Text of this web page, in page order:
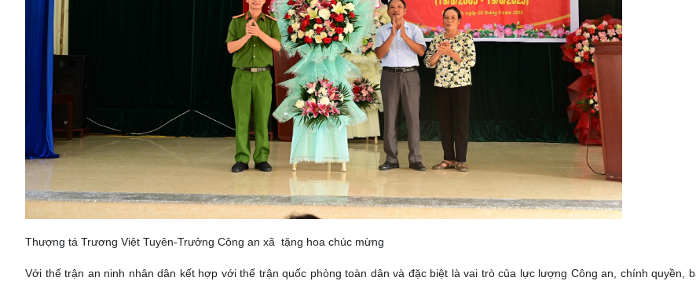
Thượng tá Trương Việt Tuyên-Trưởng Công an xã tặng hoa chúc mừng
Với thế trận an ninh nhân dân kết hợp với thế trận quốc phòng toàn dân và đặc biệt là vai trò của lực lượng Công an, chính quyền,